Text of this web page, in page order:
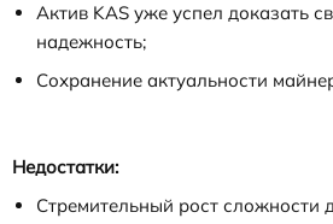
Актив KAS уже успел доказать
надежность;
Сохранение актуальности
Недостатки:
Стремительный рост сложности